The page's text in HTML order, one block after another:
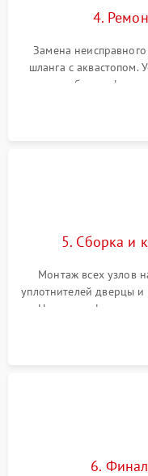
4.
Замена
шланга с аквастопом.
патрубках и
управления,
5. Сборка и
Монтаж всех узлов
уплотнителей дверцы
Надежная фиксация
сборка корпуса
6.